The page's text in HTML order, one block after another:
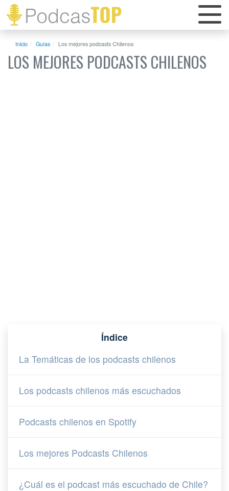
Inicio Guías Los mejores podcasts Chilenos
LOS MEJORES PODCASTS CHILENOS
Índice
La Temáticas de los podcasts chilenos
Los podcasts chilenos más escuchados
Podcasts chilenos en Spotify
Los mejores Podcasts Chilenos
¿Cuál es el podcast más escuchado de Chile?